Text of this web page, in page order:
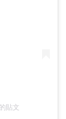
貼文